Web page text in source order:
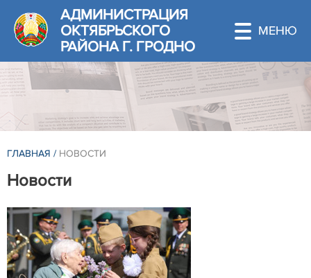
АДМИНИСТРАЦИЯ
ОКТЯБРЬСКОГО
РАЙОНА Г. ГРОДНО
ГЛАВНАЯ / НОВОСТИ
Новости